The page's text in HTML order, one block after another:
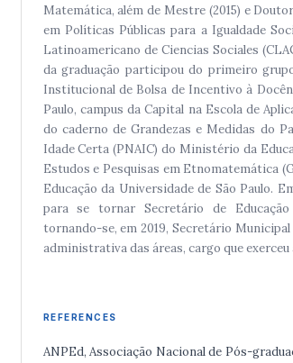
Matemática, além de Mestre (2015) e
em Políticas Públicas para a Igualdade
Latinoamericano de Ciencias Sociales
da graduação participou do primeiro
Institucional de Bolsa de Incentivo à
Paulo, campus da Capital na Escola de
do caderno de Grandezas e Medidas do
Idade Certa (PNAIC) do Ministério da
Estudos e Pesquisas em Etnomatemática
Educação da Universidade de São Paulo.
para se tornar Secretário de Educação
tornando-se, em 2019, Secretário
administrativa das áreas, cargo que
REFERENCES
ANPEd, Associação Nacional de Pós-